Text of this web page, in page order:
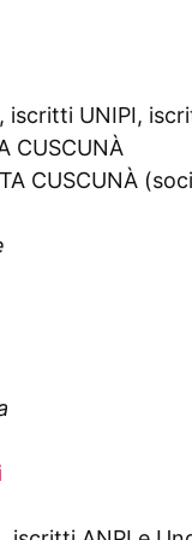
UNIPI,
CUSCUNÀ
CUSCUNÀ